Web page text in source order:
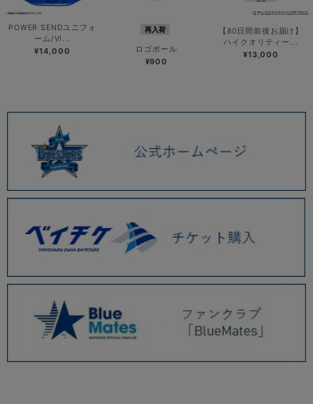
POWER SENDユニフォ
ーム/VI...
¥14,000
再入荷
ロゴボール
¥900
【80日間前後お届け】
ハイクオリティー...
¥13,000